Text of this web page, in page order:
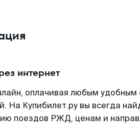
интернет
оплачивая любым удобным
На Купибилет.ру вы всегда
поездов РЖД, ценам и